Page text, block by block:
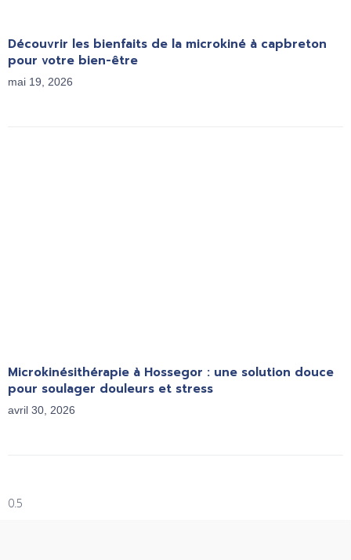
Découvrir les bienfaits de la microkiné à capbreton
pour votre bien-être
mai 19, 2026
Microkinésithérapie à Hossegor : une solution douce
pour soulager douleurs et stress
avril 30, 2026